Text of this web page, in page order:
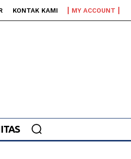
KONTAK KAMI MY ACCOUNT